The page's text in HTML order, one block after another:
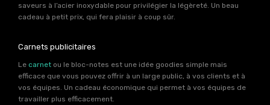
saveurs à l’acier inoxydable pour privilégier la légèreté. Un beau
cadeau à petit prix, qui fera plaisir à coup sûr.
Carnets publicitaires
Le carnet ou le bloc-notes est une idée goodies simple mais
efficace que vous pouvez offrir à un large public, à vos clients et à
vos équipes. Un cadeau économique qui permet à vos équipes de
travailler plus efficacement.